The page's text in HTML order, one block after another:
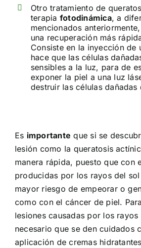
Otro tratamiento de
terapia fotodinámica, a
mencionados
una recuperación más
Consiste en la inyección de
hace que las células
sensibles a la luz, para de
exponer la piel a una luz
destruir las células dañadas
Es importante que si se
lesión como la queratosis
manera rápida, puesto que con
producidas por los rayos del
mayor riesgo de empeorar o
como con el cáncer de piel.
lesiones causadas por los
necesario que se den cuidados
aplicación de cremas